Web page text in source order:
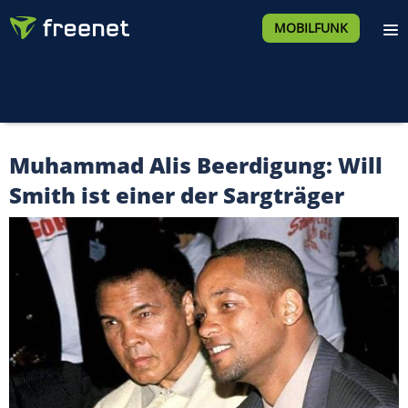
MOBILFUNK
Muhammad Alis Beerdigung: Will
Smith ist einer der Sargträger